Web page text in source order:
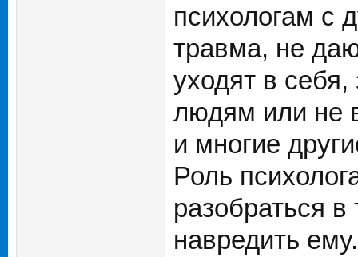
психологам с
травма, не
уходят в
людям или не
и многие
Роль
разобраться
навредить